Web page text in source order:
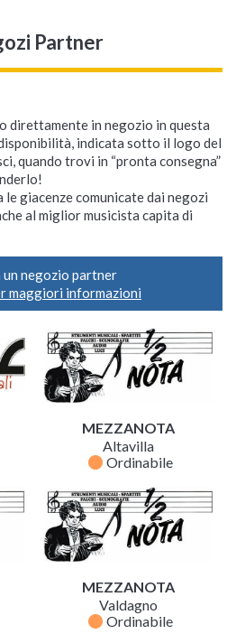
Partner
direttamente in negozio in questa
indicata sotto il logo del
quando trovi in “pronta consegna”
giacenze comunicate dai negozi
al miglior musicista capita di
negozio partner
maggiori informazioni
MEZZANOTA
Altavilla
fiber_manual_record Ordinabile
MEZZANOTA
Valdagno
fiber_manual_record Ordinabile